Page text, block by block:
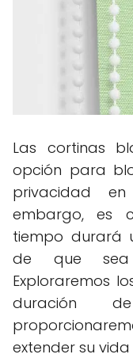
Las cortinas
opción para
privacidad
embargo, es
tiempo durará
de que sea
Exploraremos
duración
extender su vida